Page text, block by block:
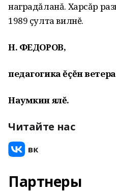
наградăланă. Харсăр
1989 çулта вилнĕ.
Н. ФЕДОРОВ,
педагогика ĕçĕн
Наумкин ялĕ.
Читайте нас
Партнеры